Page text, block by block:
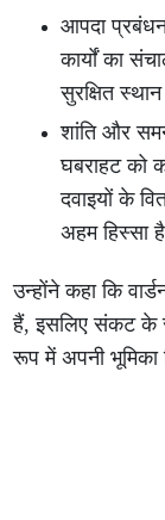
आपदा
कार्यों का
सुरक्षित
शांति और
घबराहट को
दवाइयों के
अहम हिस्सा
उन्होंने कहा कि
हैं, इसलिए संकट के
रूप में अपनी भूमिका